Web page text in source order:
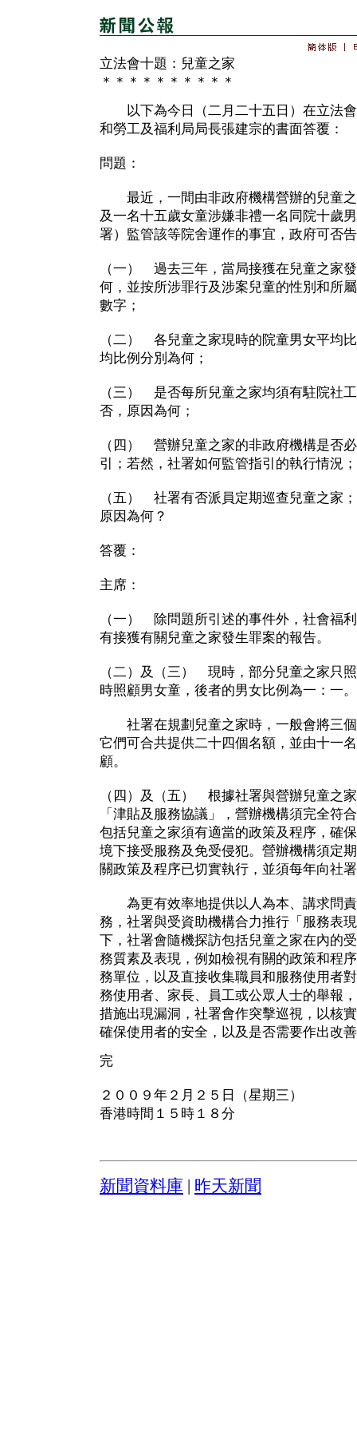
立法會十題：兒童之家
＊＊＊＊＊＊＊＊＊＊
以下為今日（二月二十五日）在立法會
和勞工及福利局局長張建宗的書面答覆：
問題：
最近，一間由非政府機構營辦的兒童之
及一名十五歲女童涉嫌非禮一名同院十歲
署）監管該等院舍運作的事宜，政府可否
（一） 過去三年，當局接獲在兒童之家
何，並按所涉罪行及涉案兒童的性別和所
數字；
（二） 各兒童之家現時的院童男女平均
均比例分別為何；
（三） 是否每所兒童之家均須有駐院社
否，原因為何；
（四） 營辦兒童之家的非政府機構是否
引；若然，社署如何監管指引的執行情況
（五） 社署有否派員定期巡查兒童之家
原因為何？
答覆：
主席：
（一） 除問題所引述的事件外，社會福
有接獲有關兒童之家發生罪案的報告。
（二）及（三） 現時，部分兒童之家只
時照顧男女童，後者的男女比例為一：一。
社署在規劃兒童之家時，一般會將三個
它們可合共提供二十四個名額，並由十一
顧。
（四）及（五） 根據社署與營辦兒童之
「津貼及服務協議」，營辦機構須完全符
包括兒童之家須有適當的政策及程序，確
境下接受服務及免受侵犯。營辦機構須定
關政策及程序已切實執行，並須每年向社
為更有效率地提供以人為本、講求問責
務，社署與受資助機構合力推行「服務表
下，社署會隨機探訪包括兒童之家在內的
務質素及表現，例如檢視有關的政策和程
務單位，以及直接收集職員和服務使用者
務使用者、家長、員工或公眾人士的舉報
措施出現漏洞，社署會作突擊巡視，以核
確保使用者的安全，以及是否需要作出改
完
２００９年２月２５日（星期三）
香港時間１５時１８分
新聞資料庫 昨天新聞